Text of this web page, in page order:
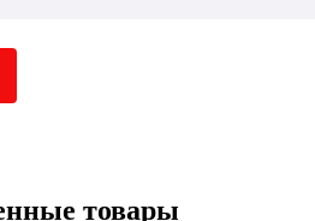
товары